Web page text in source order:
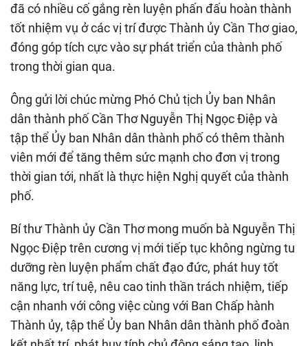
đã có nhiều cố gắng rèn luyện phấn đấu hoàn thành
tốt nhiệm vụ ở các vị trí được Thành ủy Cần Thơ giao,
đóng góp tích cực vào sự phát triển của thành phố
trong thời gian qua.
Ông gửi lời chúc mừng Phó Chủ tịch Ủy ban Nhân
dân thành phố Cần Thơ Nguyễn Thị Ngọc Điệp và
tập thể Ủy ban Nhân dân thành phố có thêm thành
viên mới để tăng thêm sức mạnh cho đơn vị trong
thời gian tới, nhất là thực hiện Nghị quyết của thành
phố.
Bí thư Thành ủy Cần Thơ mong muốn bà Nguyễn Thị
Ngọc Điệp trên cương vị mới tiếp tục không ngừng tu
dưỡng rèn luyện phẩm chất đạo đức, phát huy tốt
năng lực, trí tuệ, nêu cao tinh thần trách nhiệm, tiếp
cận nhanh với công việc cùng với Ban Chấp hành
Thành ủy, tập thể Ủy ban Nhân dân thành phố đoàn